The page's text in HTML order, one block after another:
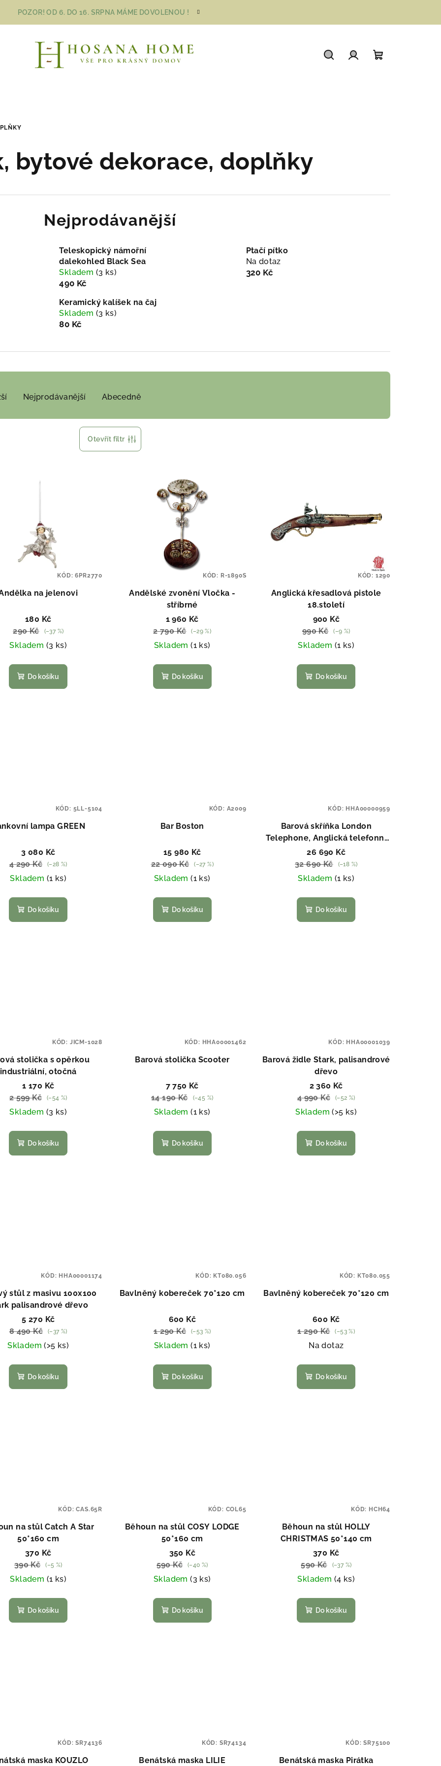
POZOR! OD 6. DO 16. SRPNA MÁME DOVOLENOU !
bytové dekorace, doplňky
Nejprodávanější
Teleskopický námořní
dalekohled Black Sea
Skladem (3 ks)
490 Kč
Ptačí pítko
Na dotaz
320 Kč
Keramický kalíšek na čaj
Skladem (3 ks)
80 Kč
Nejprodávanější Abecedně
Otevřít filtr
na jelenovi
180 Kč
290 Kč
(–37 %)
Skladem (3 ks)
Do košíku
KÓD:6PR2770
Andělské zvonění Vločka -
stříbrné
1 960 Kč
2 790 Kč
(–29 %)
Skladem(1 ks)
Do košíku
KÓD: R-1890S
Anglická křesadlová pistole
18.století
900 Kč
990 Kč
(–9 %)
Skladem (1 ks)
Do košíku
KÓD: 1290
lampa GREEN
3 080 Kč
4 290 Kč
(–28 %)
Skladem (1 ks)
Do košíku
KÓD: 5LL-5104
Bar Boston
15 980 Kč
22 090 Kč
(–27 %)
Skladem(1 ks)
Do košíku
KÓD: A2009
Barová skříňka London
Telephone, Anglická telefonní
budka
26 690 Kč
32 690 Kč
(–18 %)
Skladem (1 ks)
Do košíku
KÓD: HHA00000959
stolička s opěrkou
industriální, otočná
1 170 Kč
2 599 Kč
(–54 %)
Skladem (3 ks)
Do košíku
KÓD: JICM-1028
Barová stolička Scooter
7 750 Kč
14 190 Kč
(–45 %)
Skladem(1 ks)
Do košíku
KÓD: HHA00001462
Barová židle Stark, palisandrové
dřevo
2 360 Kč
4 990 Kč
(–52 %)
Skladem(>5 ks)
Do košíku
KÓD: HHA00001039
stůl z masivu 100x100
palisandrové dřevo
5 270 Kč
8 490 Kč
(–37 %)
Skladem(>5 ks)
Do košíku
KÓD: HHA00001174
Bavlněný kobereček 70*120 cm
600 Kč
1 290 Kč
(–53 %)
Skladem(1 ks)
Do košíku
KÓD: KT080.056
Bavlněný kobereček 70*120 cm
600 Kč
1 290 Kč
(–53 %)
Na dotaz
Do košíku
KÓD: KT080.055
na stůl Catch A Star
50*160 cm
370 Kč
390 Kč
(–5 %)
Skladem (1 ks)
Do košíku
KÓD:CAS.65R
Běhoun na stůl COSY LODGE
50*160 cm
350 Kč
590 Kč
(–40 %)
Skladem(3 ks)
Do košíku
KÓD: COL65
Běhoun na stůl HOLLY
CHRISTMAS 50*140 cm
370 Kč
590 Kč
(–37 %)
Skladem (4 ks)
Do košíku
KÓD: HCH64
maska KOUZLO
KÓD:SR74136
Benátská maska LILIE
KÓD: SR74134
Benátská maska Pirátka
KÓD:SR75100